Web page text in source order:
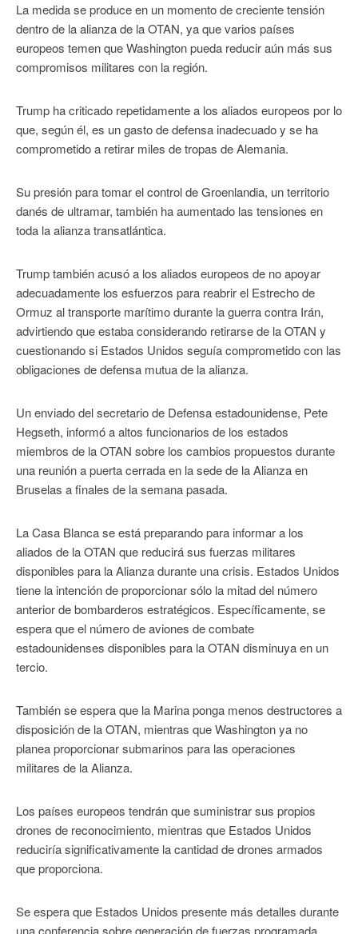
La medida se produce en un momento de creciente tensión
dentro de la alianza de la OTAN, ya que varios países
europeos temen que Washington pueda reducir aún más sus
compromisos militares con la región.
Trump ha criticado repetidamente a los aliados europeos por lo
que, según él, es un gasto de defensa inadecuado y se ha
comprometido a retirar miles de tropas de Alemania.
Su presión para tomar el control de Groenlandia, un territorio
danés de ultramar, también ha aumentado las tensiones en
toda la alianza transatlántica.
Trump también acusó a los aliados europeos de no apoyar
adecuadamente los esfuerzos para reabrir el Estrecho de
Ormuz al transporte marítimo durante la guerra contra Irán,
advirtiendo que estaba considerando retirarse de la OTAN y
cuestionando si Estados Unidos seguía comprometido con las
obligaciones de defensa mutua de la alianza.
Un enviado del secretario de Defensa estadounidense, Pete
Hegseth, informó a altos funcionarios de los estados
miembros de la OTAN sobre los cambios propuestos durante
una reunión a puerta cerrada en la sede de la Alianza en
Bruselas a finales de la semana pasada.
La Casa Blanca se está preparando para informar a los
aliados de la OTAN que reducirá sus fuerzas militares
disponibles para la Alianza durante una crisis. Estados Unidos
tiene la intención de proporcionar sólo la mitad del número
anterior de bombarderos estratégicos. Específicamente, se
espera que el número de aviones de combate
estadounidenses disponibles para la OTAN disminuya en un
tercio.
También se espera que la Marina ponga menos destructores a
disposición de la OTAN, mientras que Washington ya no
planea proporcionar submarinos para las operaciones
militares de la Alianza.
Los países europeos tendrán que suministrar sus propios
drones de reconocimiento, mientras que Estados Unidos
reduciría significativamente la cantidad de drones armados
que proporciona.
Se espera que Estados Unidos presente más detalles durante
una conferencia sobre generación de fuerzas programada